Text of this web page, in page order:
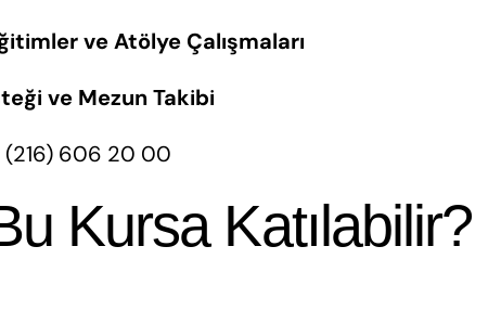
ve Atölye Çalışmaları
ve Mezun Takibi
(216) 606 20 00
Kursa Katılabilir?